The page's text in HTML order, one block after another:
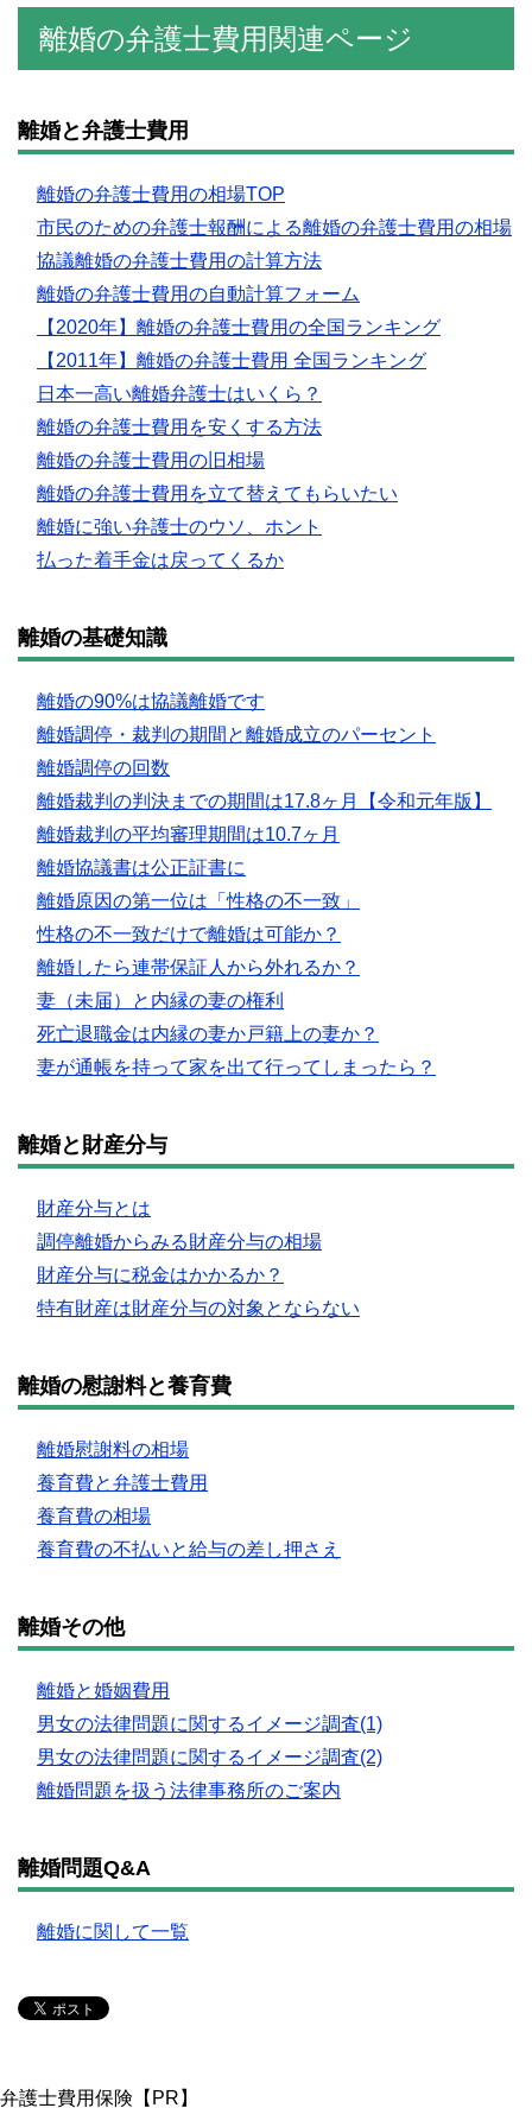
離婚の弁護士費用関連ページ
離婚と弁護士費用
離婚の弁護士費用の相場TOP
市民のための弁護士報酬による離婚の弁護士費用の相場
協議離婚の弁護士費用の計算方法
離婚の弁護士費用の自動計算フォーム
【2020年】離婚の弁護士費用の全国ランキング
【2011年】離婚の弁護士費用 全国ランキング
日本一高い離婚弁護士はいくら？
離婚の弁護士費用を安くする方法
離婚の弁護士費用の旧相場
離婚の弁護士費用を立て替えてもらいたい
離婚に強い弁護士のウソ、ホント
払った着手金は戻ってくるか
離婚の基礎知識
離婚の90%は協議離婚です
離婚調停・裁判の期間と離婚成立のパーセント
離婚調停の回数
離婚裁判の判決までの期間は17.8ヶ月【令和元年版】
離婚裁判の平均審理期間は10.7ヶ月
離婚協議書は公正証書に
離婚原因の第一位は「性格の不一致」
性格の不一致だけで離婚は可能か？
離婚したら連帯保証人から外れるか？
妻（未届）と内縁の妻の権利
死亡退職金は内縁の妻か戸籍上の妻か？
妻が通帳を持って家を出て行ってしまったら？
離婚と財産分与
財産分与とは
調停離婚からみる財産分与の相場
財産分与に税金はかかるか？
特有財産は財産分与の対象とならない
離婚の慰謝料と養育費
離婚慰謝料の相場
養育費と弁護士費用
養育費の相場
養育費の不払いと給与の差し押さえ
離婚その他
離婚と婚姻費用
男女の法律問題に関するイメージ調査(1)
男女の法律問題に関するイメージ調査(2)
離婚問題を扱う法律事務所のご案内
離婚問題Q&A
離婚に関して一覧
弁護士費用保険【PR】